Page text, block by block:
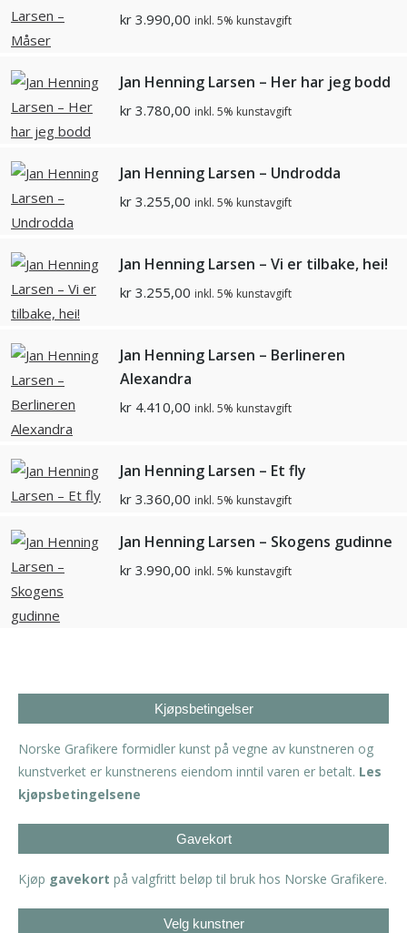
kr 3.990,00 inkl. 5% kunstavgift
Jan Henning Larsen – Her har jeg bodd
kr 3.780,00 inkl. 5% kunstavgift
Jan Henning Larsen – Undrodda
kr 3.255,00 inkl. 5% kunstavgift
Jan Henning Larsen – Vi er tilbake, hei!
kr 3.255,00 inkl. 5% kunstavgift
Jan Henning Larsen – Berlineren
Alexandra
kr 4.410,00 inkl. 5% kunstavgift
Jan Henning Larsen – Et fly
kr 3.360,00 inkl. 5% kunstavgift
Jan Henning Larsen – Skogens gudinne
kr 3.990,00 inkl. 5% kunstavgift
Kjøpsbetingelser
Norske Grafikere formidler kunst på vegne av kunstneren og
kunstverket er kunstnerens eiendom inntil varen er betalt. Les
kjøpsbetingelsene
Gavekort
Kjøp gavekort på valgfritt beløp til bruk hos Norske Grafikere.
Velg kunstner